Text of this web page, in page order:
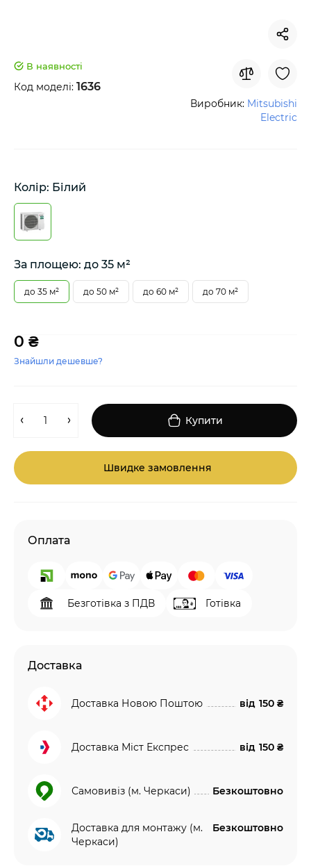
В наявності
Код моделі: 1636
Виробник: Mitsubishi
Electric
Колір: Білий
За площею: до 35 м²
до 35 м² до 50 м² до 60 м² до 70 м²
0 ₴
Знайшли дешевше?
Купити
Швидке замовлення
Оплата
Безготівка з ПДВ Готівка
Доставка
Доставка Новою Поштою від 150 ₴
Доставка Міст Експрес від 150 ₴
Самовивіз (м. Черкаси) Безкоштовно
Доставка для монтажу (м.
Черкаси)
Безкоштовно